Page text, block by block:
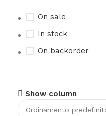
On sale
In stock
On backorder
Show column